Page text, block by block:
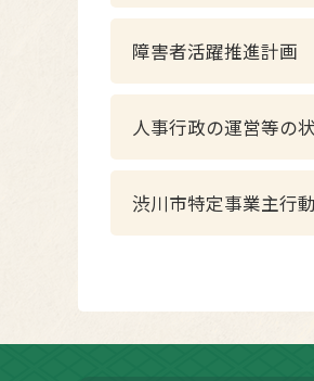
障害者活躍推進計画
人事行政の運営等の
渋川市特定事業主行